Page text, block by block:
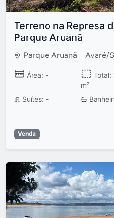
Terreno na Represa
Parque Aruanã
Parque Aruanã - Avaré/
Área: -
Total:
m²
Suítes: -
Venda